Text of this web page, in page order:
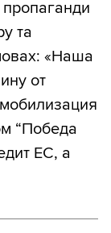
пропаганди
та
«Наша
от
“Победа
ЕС, а